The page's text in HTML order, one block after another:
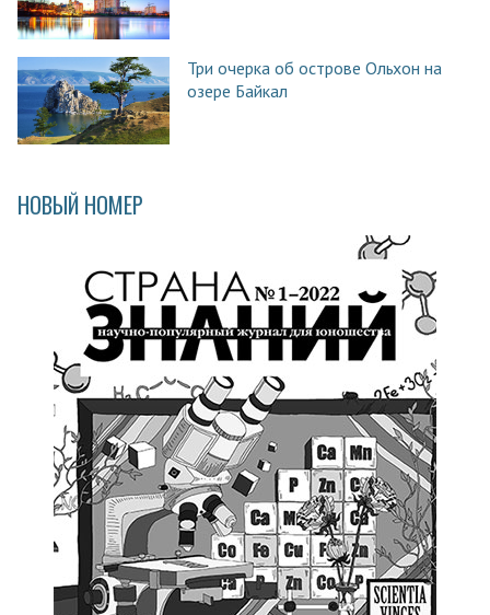
Три очерка об острове Ольхон на
озере Байкал
НОВЫЙ НОМЕР